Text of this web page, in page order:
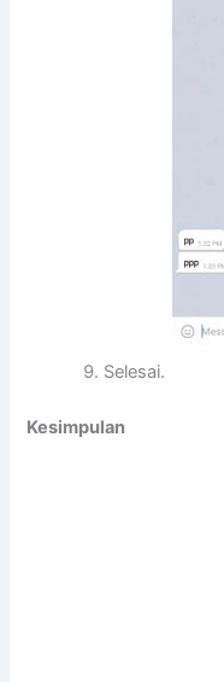
Selesai.
Kesimpulan